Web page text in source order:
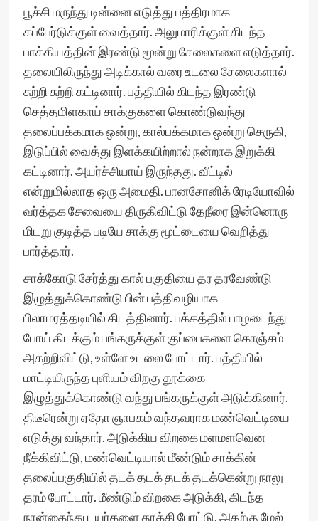
பூச்சி மருந்து டின்னை எடுத்து பத்திரமாக
கப்பேர்டுக்குள் வைத்தார். அலுமாரிக்குள் கிடந்த
பாக்கியத்தின் இரண்டு மூன்று சேலைகளை எடுத்தார்.
தலையிலிருந்து அடிக்கால் வரை உடலை சேலைகளால்
சுற்றி சுற்றி கட்டினார். பத்தியில் கிடந்த இரண்டு
செத்தமிளகாய் சாக்குகளை கொண்டுவந்து
தலைப்பக்கமாக ஒன்று, கால்பக்கமாக ஒன்று செருகி,
இடுப்பில் வைத்து இளக்கயிற்றால் நன்றாக இறுக்கி
கட்டினார். அயர்ச்சியாய் இருந்தது. வீட்டில்
என்றுமில்லாத ஒரு அமைதி. பானசோனிக் ரேடியோவில்
வர்த்தக சேவையை திருகிவிட்டு தேநீரை இன்னொரு
மிடறு குடித்த படியே சாக்கு மூட்டையை வெறித்து
பார்த்தார்.
சாக்கோடு சேர்த்து கால் பகுதியை தர தரவேண்டு
இழுத்துக்கொண்டு பின் பத்திவழியாக
பிலாமரத்தடியில் கிடத்தினார். பக்கத்தில் பாழடைந்து
போய் கிடக்கும் பங்கருக்குள் குப்பைகளை கொஞ்சம்
அகற்றிவிட்டு, உள்ளே உடலை போட்டார். பத்தியில்
மாட்டியிருந்த புளியம் விறகு தூக்கை
இழுத்துக்கொண்டு வந்து பங்கருக்குள் அடுக்கினார்.
திடீரென்று ஏதோ ஞாபகம் வந்தவராக மண்வெட்டியை
எடுத்து வந்தார். அடுக்கிய விறகை மளமளவென
நீக்கிவிட்டு, மண்வெட்டியால் மீண்டும் சாக்கின்
தலைப்பகுதியில் தடக் தடக் தடக் தடக்கென்று நாலு
தரம் போட்டார். மீண்டும் விறகை அடுக்கி, கிடந்த
நான்கைந்து டயர்களை தூக்கி போட்டு, அதற்கு மேல்